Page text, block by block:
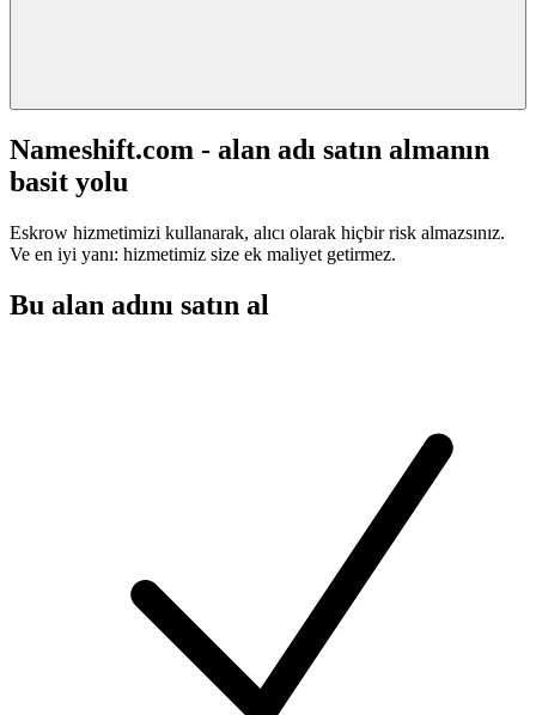
Nameshift.com - alan adı satın almanın
basit yolu
Eskrow hizmetimizi kullanarak, alıcı olarak hiçbir risk almazsınız.
Ve en iyi yanı: hizmetimiz size ek maliyet getirmez.
Bu alan adını satın al